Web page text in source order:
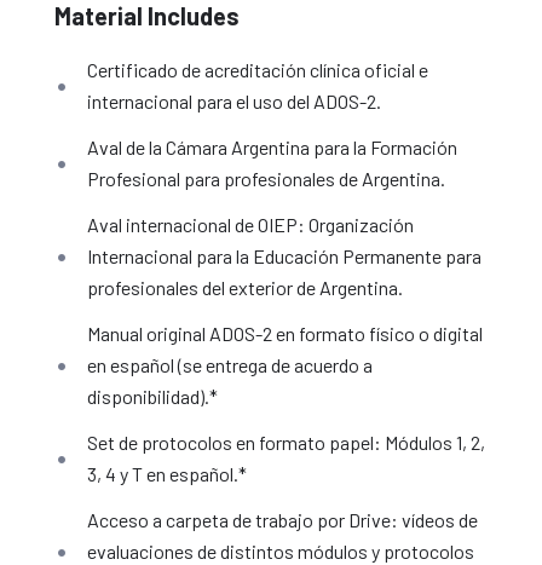
Material Includes
Certificado de acreditación clínica oficial e
internacional para el uso del ADOS-2.
Aval de la Cámara Argentina para la Formación
Profesional para profesionales de Argentina.
Aval internacional de OIEP: Organización
Internacional para la Educación Permanente para
profesionales del exterior de Argentina.
Manual original ADOS-2 en formato físico o digital
en español (se entrega de acuerdo a
disponibilidad).*
Set de protocolos en formato papel: Módulos 1, 2,
3, 4 y T en español.*
Acceso a carpeta de trabajo por Drive: vídeos de
evaluaciones de distintos módulos y protocolos